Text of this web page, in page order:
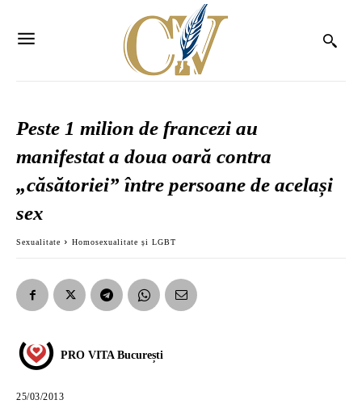
Peste 1 milion de francezi au
manifestat a doua oară contra
„căsătoriei” între persoane de același
sex
Sexualitate Homosexualitate și LGBT
PRO VITA București
25/03/2013